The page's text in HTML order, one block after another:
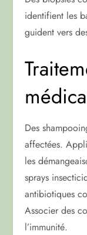
identifient les
guident vers
Des
affectées.
les
sprays
antibiotiques
Associer des
l’immunité.